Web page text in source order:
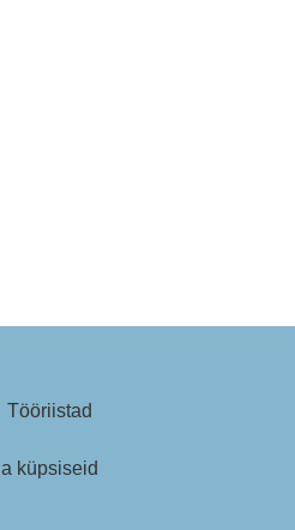
Tööriistad
küpsiseid